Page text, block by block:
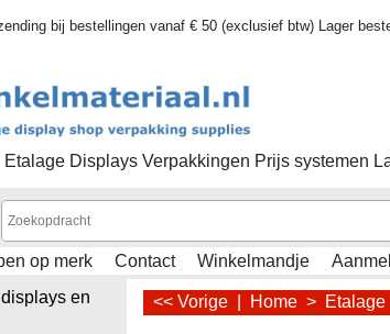
bij bestellingen vanaf € 50 (exclusief btw) Lager
Displays Verpakkingen Prijs systemen
op merk Contact Winkelmandje
en
<< Vorige Home > Etalage